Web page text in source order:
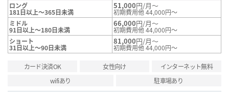
ロング
181日以上～365日未満
51,000円/月～
初期費用他 44,000円～
ミドル
91日以上～180日未満
66,000円/月～
初期費用他 44,000円～
ショート
31日以上～90日未満
81,000円/月～
初期費用他 44,000円～
カード決済OK 女性向け
インターネット無料
wifiあり
駐車場あり